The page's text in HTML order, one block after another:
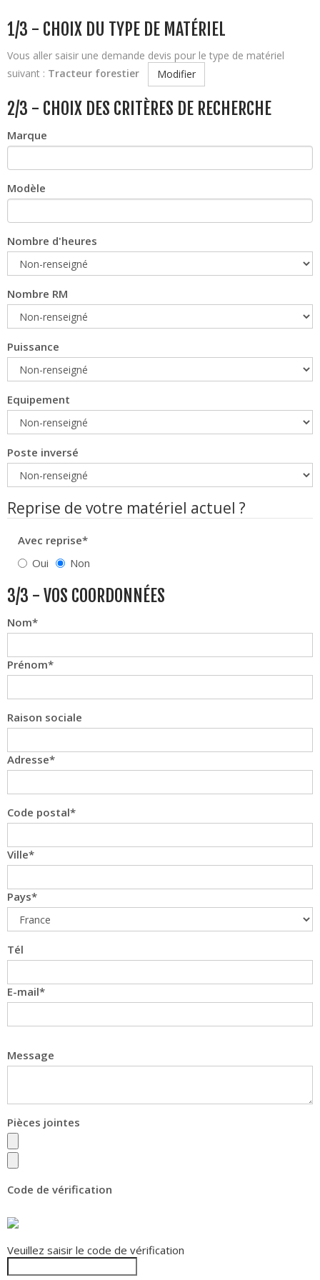
1/3 - CHOIX DU TYPE DE MATÉRIEL
Vous aller saisir une demande devis pour le type de matériel
suivant : Tracteur forestier Modifier
2/3 - CHOIX DES CRITÈRES DE RECHERCHE
Marque
Modèle
Nombre d'heures
Nombre RM
Puissance
Equipement
Poste inversé
Reprise de votre matériel actuel ?
Avec reprise*
Oui
Non
3/3 - VOS COORDONNÉES
Nom
Prénom
Raison sociale
Adresse
Code postal
Ville
Pays
Tél
E-mail
Message
Pièces jointes
Code de vérification
Veuillez saisir le code de vérification